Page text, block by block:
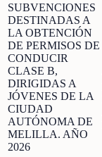
SUBVENCIONES
DESTINADAS A
LA OBTENCIÓN
DE PERMISOS DE
CONDUCIR
CLASE B,
DIRIGIDAS A
JÓVENES DE LA
CIUDAD
AUTÓNOMA DE
MELILLA. AÑO
2026